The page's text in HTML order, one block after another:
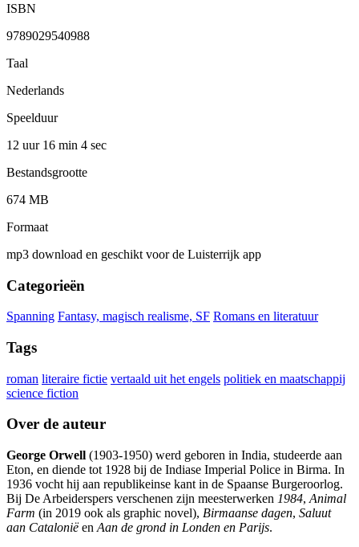
ISBN
9789029540988
Taal
Nederlands
Speelduur
12 uur 16 min 4 sec
Bestandsgrootte
674 MB
Formaat
mp3 download en geschikt voor de Luisterrijk app
Categorieën
Spanning Fantasy, magisch realisme, SF Romans en literatuur
Tags
roman literaire fictie vertaald uit het engels politiek en maatschappij
science fiction
Over de auteur
George Orwell (1903-1950) werd geboren in India, studeerde aan
Eton, en diende tot 1928 bij de Indiase Imperial Police in Birma. In
1936 vocht hij aan republikeinse kant in de Spaanse Burgeroorlog.
Bij De Arbeiderspers verschenen zijn meesterwerken 1984, Animal
Farm (in 2019 ook als graphic novel), Birmaanse dagen, Saluut
aan Cataloniëen Aan de grond in Londen en Parijs.